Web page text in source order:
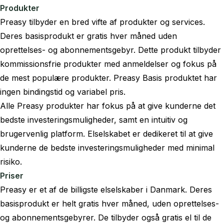
Produkter
Preasy tilbyder en bred vifte af produkter og services.
Deres basisprodukt er gratis hver måned uden
oprettelses- og abonnementsgebyr. Dette produkt tilbyder
kommissionsfrie produkter med anmeldelser og fokus på
de mest populære produkter. Preasy Basis produktet har
ingen bindingstid og variabel pris.
Alle Preasy produkter har fokus på at give kunderne det
bedste investeringsmuligheder, samt en intuitiv og
brugervenlig platform. Elselskabet er dedikeret til at give
kunderne de bedste investeringsmuligheder med minimal
risiko.
Priser
Preasy er et af de billigste elselskaber i Danmark. Deres
basisprodukt er helt gratis hver måned, uden oprettelses-
og abonnementsgebyrer. De tilbyder også gratis el til de